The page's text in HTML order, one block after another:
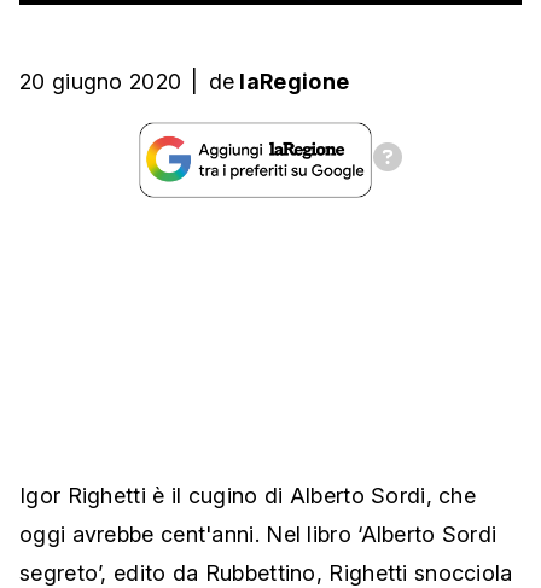
20 giugno 2020 de laRegione
Igor Righetti è il cugino di Alberto Sordi, che
oggi avrebbe cent'anni. Nel libro ‘Alberto Sordi
segreto’, edito da Rubbettino, Righetti snocciola